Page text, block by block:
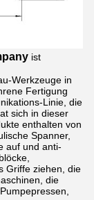
ist
Werkzeuge in
Fertigung
Linie, die
sich in dieser
enthalten von
Spanner,
auf und anti-
Griffe ziehen, die
die